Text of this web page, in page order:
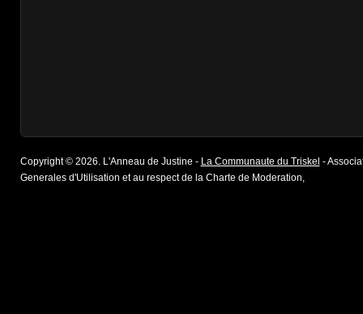
Copyright © 2026. L'Anneau de Justine - La Communaute du Triskel -
Generales d'Utilisation et au respect de la Charte de Moderation,